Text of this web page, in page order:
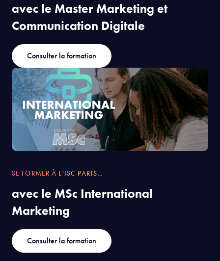
avec le Master Marketing et
Communication Digitale
Consulter la formation
SE FORMER À L'ISC PARIS…
avec le MSc International
Marketing
Consulter la formation